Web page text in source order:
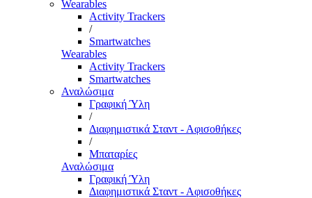
Wearables
Activity Trackers
/
Smartwatches
Wearables
Activity Trackers
Smartwatches
Αναλώσιμα
Γραφική Ύλη
/
Διαφημιστικά Σταντ - Αφισοθήκες
/
Μπαταρίες
Αναλώσιμα
Γραφική Ύλη
Διαφημιστικά Σταντ - Αφισοθήκες